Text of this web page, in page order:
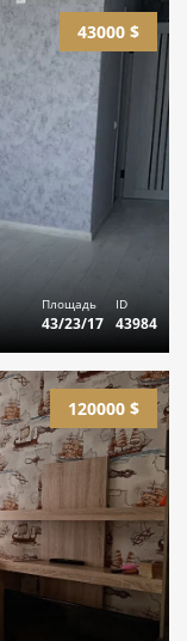
43000 $
Площадь
43/23/17
ID
43984
120000 $